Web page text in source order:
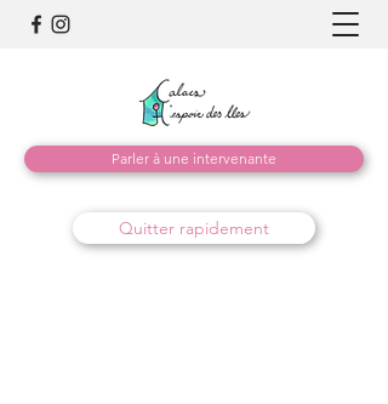
Parler à une intervenante
Quitter rapidement